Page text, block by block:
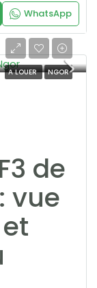
WhatsApp
A LOUER NGOR
de
vue